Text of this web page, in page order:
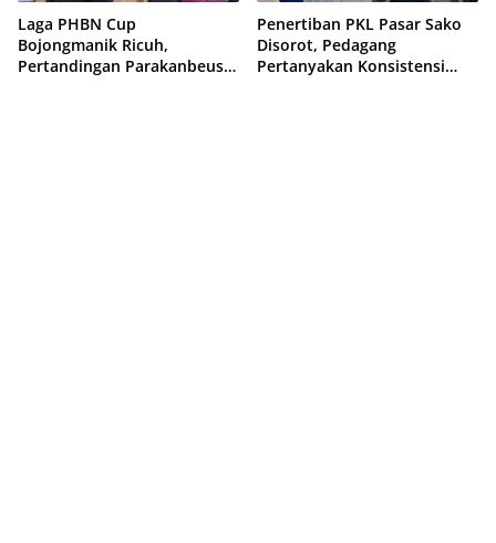
Laga PHBN Cup
Bojongmanik Ricuh,
Pertandingan Parakanbeusi
Penertiban PKL Pasar Sako
Disorot, Pedagang
Pertanyakan Konsistensi